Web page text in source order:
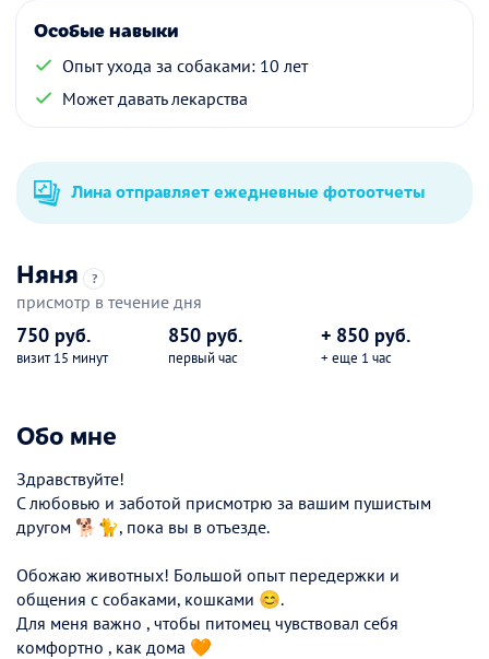
Особые навыки
Опыт ухода за собаками: 10 лет
Может давать лекарства
Лина отправляет ежедневные фотоотчеты
Няня ?
присмотр в течение дня
750 руб.
визит 15 минут
850 руб.
первый час
+ 850 руб.
+ еще 1 час
Обо мне
Здравствуйте!
С любовью и заботой присмотрю за вашим пушистым
другом 🐕🐈, пока вы в отъезде.
Обожаю животных! Большой опыт передержки и
общения с собаками, кошками 😊.
Для меня важно , чтобы питомец чувствовал себя
комфортно , как дома 🧡